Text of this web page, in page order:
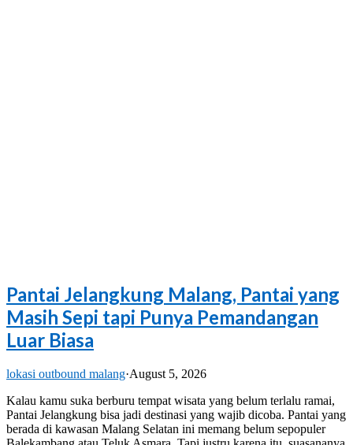
Pantai Jelangkung Malang, Pantai yang
Masih Sepi tapi Punya Pemandangan
Luar Biasa
lokasi outbound malang·August 5, 2026
Kalau kamu suka berburu tempat wisata yang belum terlalu ramai,
Pantai Jelangkung bisa jadi destinasi yang wajib dicoba. Pantai yang
berada di kawasan Malang Selatan ini memang belum sepopuler